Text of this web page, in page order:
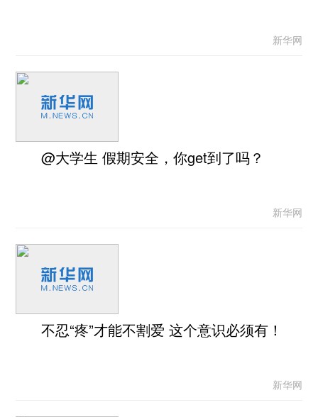
新华网
@大学生 假期安全，你get到了吗？
新华网
不忍“疼”才能不割爱 这个意识必须有！
新华网